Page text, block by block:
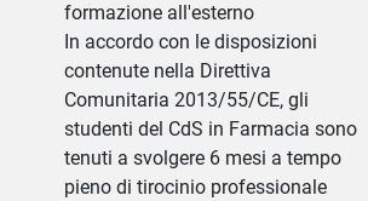
formazione all'esterno
In accordo con le disposizioni
contenute nella Direttiva
Comunitaria 2013/55/CE, gli
studenti del CdS in Farmacia sono
tenuti a svolgere 6 mesi a tempo
pieno di tirocinio professionale